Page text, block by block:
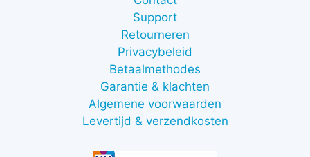
Support
Retourneren
Privacybeleid
Betaalmethodes
Garantie & klachten
Algemene voorwaarden
Levertijd & verzendkosten